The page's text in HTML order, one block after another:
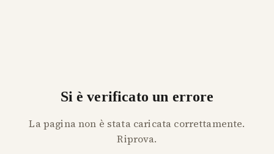
Si è verificato un errore
La pagina non è stata caricata correttamente.
Riprova.